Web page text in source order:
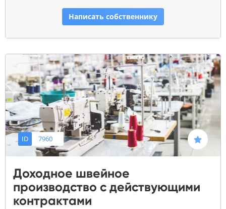
Написать собственнику
ID 7960
Доходное швейное
производство с действующими
контрактами